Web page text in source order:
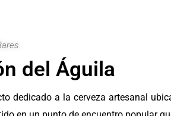
del Águila
dedicado a la cerveza artesanal